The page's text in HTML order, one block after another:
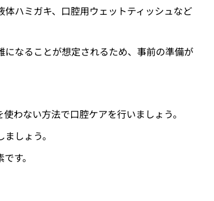
ハミガキ、口腔用ウェットティッシュなど
なることが想定されるため、事前の準備が
わない方法で口腔ケアを行いましょう。
しょう。
す。